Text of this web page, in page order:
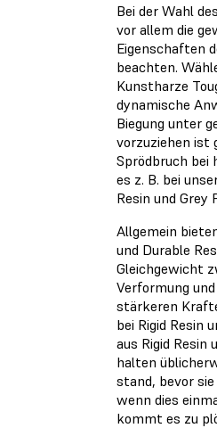
Bei der Wahl
vor allem die
Eigenschaften
beachten.
Kunstharze
dynamische
Biegung unter
vorzuziehen ist
Sprödbruch bei
es z. B. bei
Resin und Grey
Allgemein
und Durable
Gleichgewicht
Verformung
stärkeren
bei Rigid Resin
aus Rigid Resin
halten
stand, bevor
wenn dies
kommt es zu